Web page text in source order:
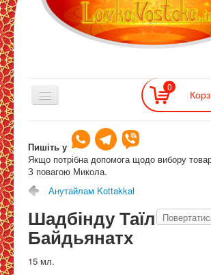
0
Лавка Востока >>
Краплі >> Для носа >>
Мапа
Пишіть у
Якщо потрібна допомога щодо вибору
З повагою Микола.
Анутайлам Kottakkal
Шадбінду Таїл
Байдьянатх
15 мл.